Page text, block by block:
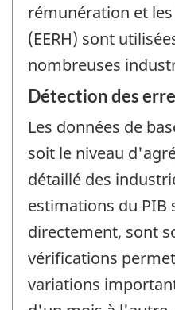
rémunération et
(EERH) sont
nombreuses
Détection des
Les données de
soit le niveau
détaillé des
estimations du PIB
directement, sont
vérifications
variations